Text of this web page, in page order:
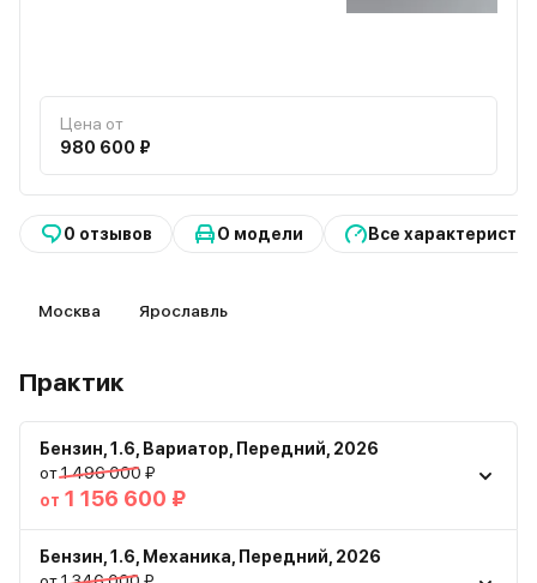
Цена от
980 600 ₽
0 отзывов О модели Все
Москва Ярославль
Практик
Бензин 1.6 Вариатор Передний 2026
от 1 496 000 ₽
от 1 156 600 ₽
LADA • Iskra
Бензин 1.6 Механика Передний 2026